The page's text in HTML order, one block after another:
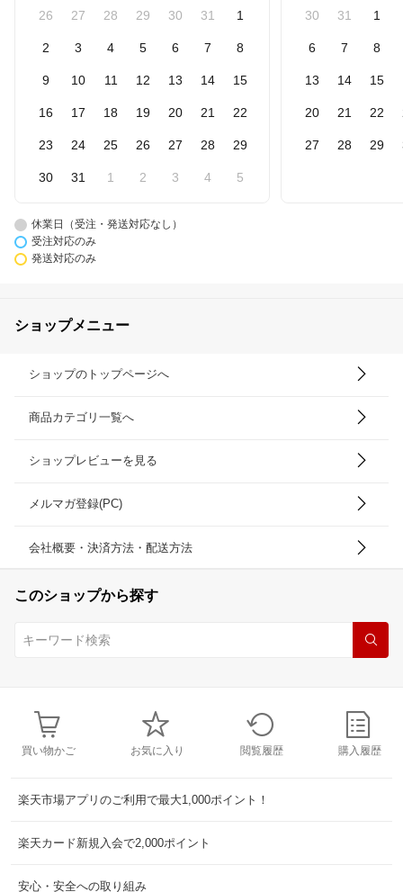
26 27 28 29 30 31 1
2 3 4 5 6 7 8
9 10 11 12 13 14 15
16 17 18 19 20 21 22
23 24 25 26 27 28 29
30 31 1 2 3 4 5
30 31 1
6 7 8
13 14 15
20 21 22
27 28 29
休業日（受注・発送対応なし）
受注対応のみ
発送対応のみ
ショップメニュー
ショップのトップページへ
商品カテゴリ一覧へ
ショップレビューを見る
メルマガ登録(PC)
会社概要・決済方法・配送方法
このショップから探す
買い物かご お気に入り 閲覧履歴 購入履歴
楽天市場アプリのご利用で最大1,000ポイント！
楽天カード新規入会で2,000ポイント
安心・安全への取り組み